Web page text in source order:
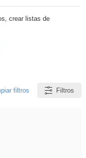
crear listas de
filtros Filtros